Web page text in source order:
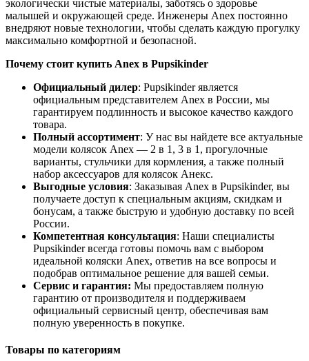
экологически чистые материалы, заботясь о здоровье
малышей и окружающей среде. Инженеры Anex постоянно
внедряют новые технологии, чтобы сделать каждую прогулку
максимально комфортной и безопасной.
Почему стоит купить Anex в Pupsikinder
Официальный дилер: Pupsikinder является
официальным представителем Anex в России, мы
гарантируем подлинность и высокое качество каждого
товара.
Полный ассортимент: У нас вы найдете все актуальные
модели колясок Anex — 2 в 1, 3 в 1, прогулочные
варианты, стульчики для кормления, а также полный
набор аксессуаров для колясок Анекс.
Выгодные условия: Заказывая Anex в Pupsikinder, вы
получаете доступ к специальным акциям, скидкам и
бонусам, а также быструю и удобную доставку по всей
России.
Компетентная консультация: Наши специалисты
Pupsikinder всегда готовы помочь вам с выбором
идеальной коляски Anex, ответив на все вопросы и
подобрав оптимальное решение для вашей семьи.
Сервис и гарантия: Мы предоставляем полную
гарантию от производителя и поддерживаем
официальный сервисный центр, обеспечивая вам
полную уверенность в покупке.
Товары по категориям